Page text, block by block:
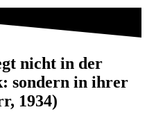
nicht in der
sondern in ihrer
1934)